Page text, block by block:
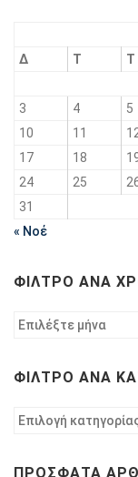
Δ
Τ Τ
3
4 5
10
11
17
18
24
25
31
« Νοέ
ΦΊΛΤΡΟ ΑΝΆ
Φίλτρο
ΦΊΛΤΡΟ ΑΝΆ
Φίλτρο
ΠΡΌΣΦΑΤΑ